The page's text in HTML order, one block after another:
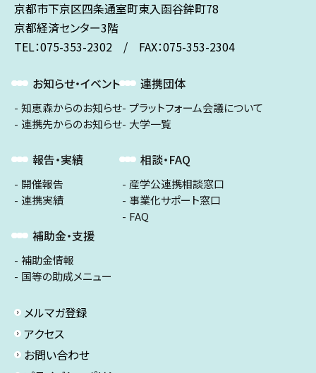
京都市下京区四条通室町東入函谷鉾町78
京都経済センター3階
TEL：075-353-2302 / FAX：075-353-2304
お知らせ・イベント
知恵森からのお知らせ
連携先からのお知らせ
報告・実績
開催報告
連携実績
補助金・支援
補助金情報
国等の助成メニュー
連携団体
プラットフォーム会議について
大学一覧
相談・FAQ
産学公連携相談窓口
事業化サポート窓口
FAQ
メルマガ登録
アクセス
お問い合わせ